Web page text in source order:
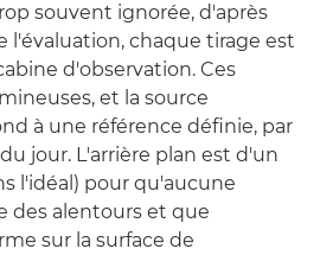
souvent ignorée, d'après
l'évaluation, chaque tirage est
d'observation. Ces
et la source
à une référence définie, par
jour. L'arrière plan est d'un
l'idéal) pour qu'aucune
des alentours et que
sur la surface de